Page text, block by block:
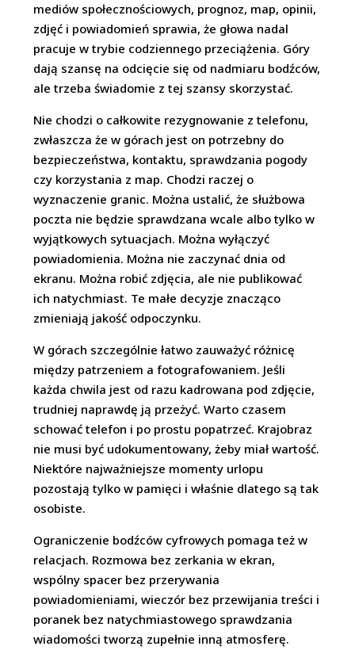
mediów społecznościowych, prognoz, map, opinii,
zdjęć i powiadomień sprawia, że głowa nadal
pracuje w trybie codziennego przeciążenia. Góry
dają szansę na odcięcie się od nadmiaru bodźców,
ale trzeba świadomie z tej szansy skorzystać.
Nie chodzi o całkowite rezygnowanie z telefonu,
zwłaszcza że w górach jest on potrzebny do
bezpieczeństwa, kontaktu, sprawdzania pogody
czy korzystania z map. Chodzi raczej o
wyznaczenie granic. Można ustalić, że służbowa
poczta nie będzie sprawdzana wcale albo tylko w
wyjątkowych sytuacjach. Można wyłączyć
powiadomienia. Można nie zaczynać dnia od
ekranu. Można robić zdjęcia, ale nie publikować
ich natychmiast. Te małe decyzje znacząco
zmieniają jakość odpoczynku.
W górach szczególnie łatwo zauważyć różnicę
między patrzeniem a fotografowaniem. Jeśli
każda chwila jest od razu kadrowana pod zdjęcie,
trudniej naprawdę ją przeżyć. Warto czasem
schować telefon i po prostu popatrzeć. Krajobraz
nie musi być udokumentowany, żeby miał wartość.
Niektóre najważniejsze momenty urlopu
pozostają tylko w pamięci i właśnie dlatego są tak
osobiste.
Ograniczenie bodźców cyfrowych pomaga też w
relacjach. Rozmowa bez zerkania w ekran,
wspólny spacer bez przerywania
powiadomieniami, wieczór bez przewijania treści i
poranek bez natychmiastowego sprawdzania
wiadomości tworzą zupełnie inną atmosferę.